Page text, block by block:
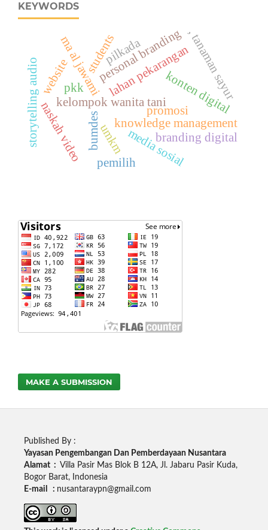
KEYWORDS
knowledge management
kelompok wanita tani
lahan pekarangan, tanaman sayur
konten digital
naskah video promosi
storytelling audio umkm
ma al jawamipersonal branding
students
media sosial
bumdes
website
branding digital
pkk
pilkada
pemilih
MAKE A SUBMISSION
Published By :
Yayasan Pengembangan Dan Pemberdayaan Nusantara
Alamat : Villa Pasir Mas Blok B 12A, Jl. Jabaru Pasir Kuda,
Bogor Barat, Indonesia
E-mail : nusantaraypn@gmail.com